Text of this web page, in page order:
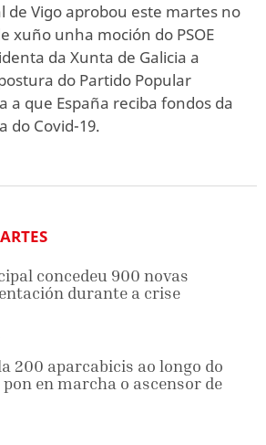
de Vigo aprobou este martes no
xuño unha moción do PSOE
da Xunta de Galicia a
do Partido Popular
a que España reciba fondos da
do Covid-19.
concedeu 900 novas
durante a crise
200 aparcabicis ao longo do
en marcha o ascensor de